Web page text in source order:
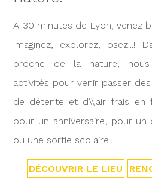
A 30 minutes de Lyon, venez
imaginez, explorez, osez...!
proche de la nature, nous
activités pour venir passer
de détente et d\\'air frais en
pour un anniversaire, pour un
ou une sortie scolaire...
DÉCOUVRIR LE LIEU